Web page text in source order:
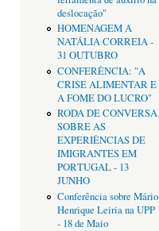
deslocação"
HOMENAGEM A
NATÁLIA CORREIA -
31 OUTUBRO
CONFERÊNCIA: "A
CRISE ALIMENTAR E
A FOME DO LUCRO"
RODA DE CONVERSA
SOBRE AS
EXPERIÊNCIAS DE
IMIGRANTES EM
PORTUGAL - 13
JUNHO
Conferência sobre Mário
Henrique Leiria na UPP
- 18 de Maio